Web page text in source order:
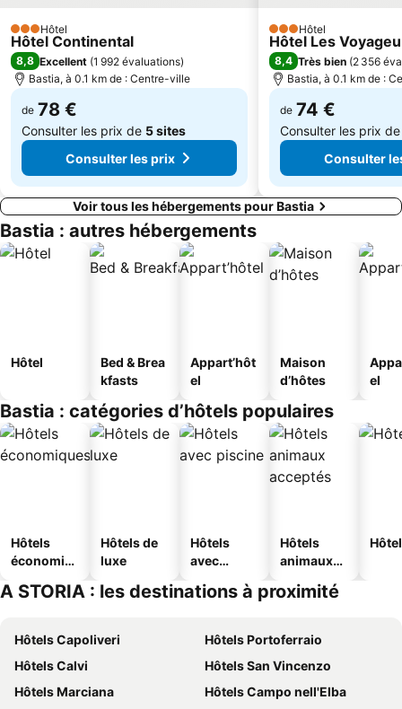
3 Étoiles
Hôtel
Hôtel Continental
8,8 Excellent (1 992 évaluations)
Bastia, à 0.1 km de : Centre-ville
de 78 €
Consulter les prix de 5 sites
Consulter les prix
3 Étoiles
Hôtel
Hôtel Les
8,4 Très bien (2 356
Bastia, à 0.1 km de :
de 74 €
Consulter les prix
Consulter
Voir tous les hébergements pour Bastia
Bastia : autres hébergements
Hôtel
Bed & Brea
kfasts
Appart’hôt
el
Maison
d’hôtes
el
Bastia : catégories d’hôtels populaires
Hôtels
économiq
Hôtels de
luxe
Hôtels
avec
Hôtels
animaux
A STORIA : les destinations à proximité
Hôtels Capoliveri
Hôtels Portoferraio
Hôtels Calvi
Hôtels San Vincenzo
Hôtels Marciana
Hôtels Campo nell'Elba